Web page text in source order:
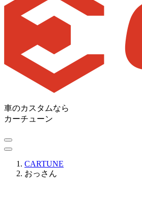
車のカスタムなら
カーチューン
CARTUNE
おっさん